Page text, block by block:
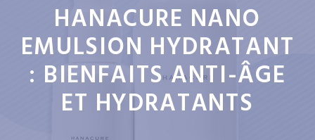
HANACURE NANO
EMULSION HYDRATANT
: BIENFAITS ANTI-ÂGE
ET HYDRATANTS